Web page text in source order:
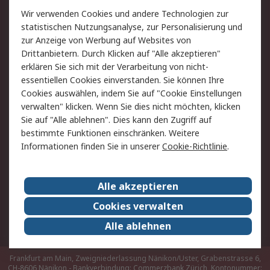
Rücksendungen
Kontakt
Hilfe
Rechtliches
AGB
Datenschutz
Cookie-Richtlinie
Zahlungsbedingungen
Copyright/Impressum
Über RS
Karriere bei RS
Nachhaltigkeit
Qualität/Umwelt/ZertifikatePresse-Center
Event-Center
Frankfurt am Main, Zweigniederlassung Nänikon/Uster, Grabenstrasse 6,
CH-8606 Nänikon - Bankverbindung: Commerzbank Zürich, Kontonummer:
Wir verwenden Cookies und andere Technologien zur
statistischen Nutzungsanalyse, zur Personalisierung und
zur Anzeige von Werbung auf Websites von
Drittanbietern. Durch Klicken auf "Alle akzeptieren"
erklären Sie sich mit der Verarbeitung von nicht-
essentiellen Cookies einverstanden. Sie können Ihre
Cookies auswählen, indem Sie auf "Cookie Einstellungen
verwalten" klicken. Wenn Sie dies nicht möchten, klicken
Sie auf "Alle ablehnen". Dies kann den Zugriff auf
bestimmte Funktionen einschränken. Weitere
Informationen finden Sie in unsererCookie-Richtlinie.
Alle akzeptieren
Cookies verwalten
Alle ablehnen